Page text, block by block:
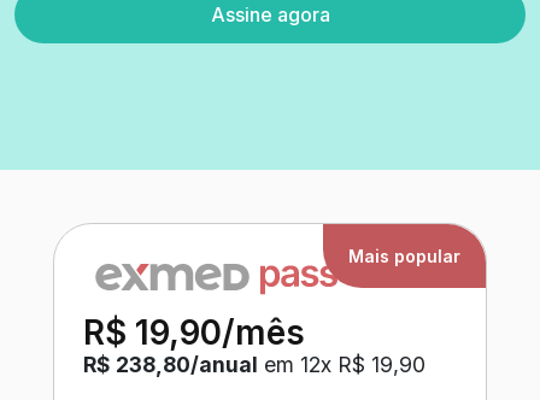
Assine agora
Mais popular
R$ 19,90/mês
R$ 238,80/anual em 12x R$ 19,90